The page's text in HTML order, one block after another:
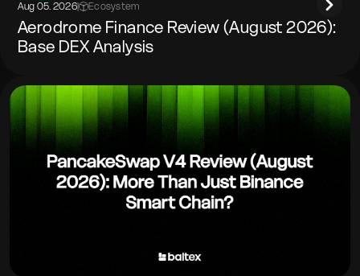
Aug 05. 2026| Ecosystem
Aerodrome Finance Review (August 2026):
Base DEX Analysis